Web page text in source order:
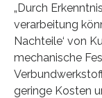
„Durch
verarbeitung
Nachteile‘ von
mechanische
geringe Kosten